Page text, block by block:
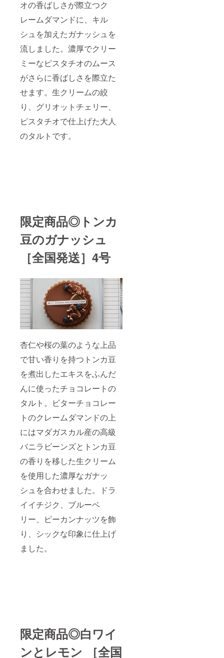
オの香ばしさが際立つク
レームダマンドに、キル
シュを加えたガナッシュを
流しました。濃厚でクリー
ミーなピスタチオのムース
がさらに香ばしさを際立た
せます。生クリームの絞
り、グリオットチェリー、
ピスタチオで仕上げた大人
のタルトです。
限定商品◎トンカ
豆のガナッシュ
［全国発送］4号
杏仁や桜の葉のような上品
で甘い香りを持つトンカ豆
を煮出したエキスをふんだ
んに使ったチョコレートの
タルト。ビターチョコレー
トのクレームダマンドの上
にはマダガスカル産の高級
バニラビーンズとトンカ豆
の香りを移した生クリーム
を使用した濃厚なガナッ
シュを合わせました。ドラ
イイチジク、ブルーベ
リー、ピーカンナッツを飾
り、シックな印象に仕上げ
ました。
限定商品◎白ワイ
ンとレモン ［全国